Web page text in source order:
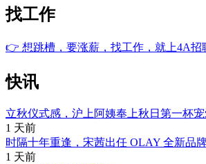
找工作
👉 想跳槽，要涨薪，找工作，就上4A招
快讯
立秋仪式感，沪上阿姨奉上秋日第一杯宠
1 天前
时隔十年重逢，宋茜出任 OLAY 全新品
1 天前